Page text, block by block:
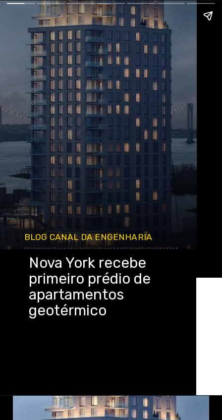
BLOG CANAL DA ENGENHARIA
Nova York recebe
primeiro prédio de
apartamentos
geotérmico
..................................................